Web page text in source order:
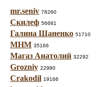
mr.seniv 78260
Скилеф 56681
Галина Шаненко 51710
МНМ 35166
Магаз Анатолий 32292
Grozniy 22990
Crakodil 19166